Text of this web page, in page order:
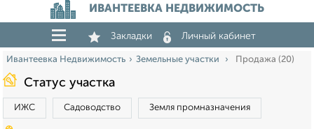
ИВАНТЕЕВКА НЕДВИЖИМОСТЬ
Закладки Личный кабинет
Ивантеевка Недвижимость Земельные участки Продажа (20)
Статус участка
ИЖС Садоводство Земля промназначения